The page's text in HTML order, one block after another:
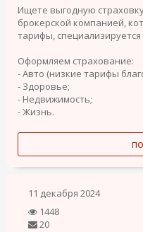
Ищете выгодную
брокерской компанией,
тарифы,
Оформляем страхование:
- Авто (низкие тарифы
- Здоровье;
- Недвижимость;
- Жизнь.
11 декабря 2024
1448
20